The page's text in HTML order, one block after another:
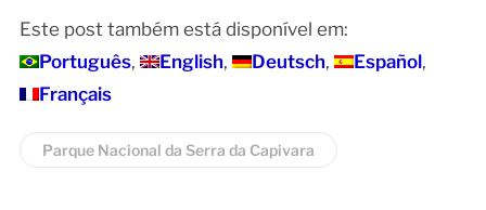
Este post também está disponível em:
Português
English Deutsch
Español
Français
Parque Nacional da Serra da Capivara